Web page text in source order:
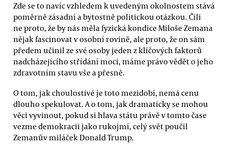
Zde se to navíc vzhledem k uvedeným okolnostem stává
poměrně zásadní a bytostně politickou otázkou. Čili
ne proto, že by nás měla fyzická kondice Miloše Zemana
nějak fascinovat v osobní rovině, ale proto, že on sám
předem učinil ze své osoby jeden z klíčových faktorů
nadcházejícího střídání moci, máme právo vědět o jeho
zdravotním stavu vše a přesně.
O tom, jak choulostivé je toto mezidobí, nemá cenu
dlouho spekulovat. A o tom, jak dramaticky se mohou
věci vyvinout, pokud si hlava státu právě v tomto čase
vezme demokracii jako rukojmí, celý svět poučil
Zemanův miláček Donald Trump.